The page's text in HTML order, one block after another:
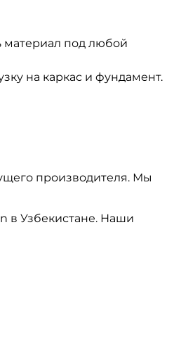
материал под любой
на каркас и фундамент.
производителя. Мы
в Узбекистане. Наши